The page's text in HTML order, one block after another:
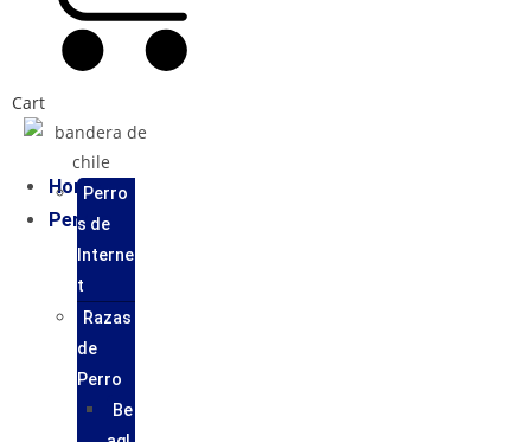
Cart
Home
Perros
Perro
s de
Interne
t
Razas
de
Perro
Be